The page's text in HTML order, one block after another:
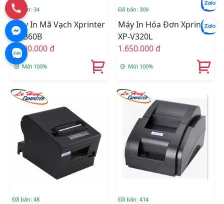
Đã bán: 34
Máy In Mã Vạch Xprinter
XP 360B
1.400.000 đ
Mới 100%
Đã bán: 309
Máy In Hóa Đơn Xprinter
XP-V320L
1.650.000 đ
Mới 100%
Đã bán: 48 Đã bán: 414